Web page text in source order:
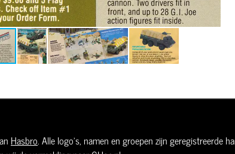
Hasbro. Alle logo's, namen en groepen zijn geregistreerde